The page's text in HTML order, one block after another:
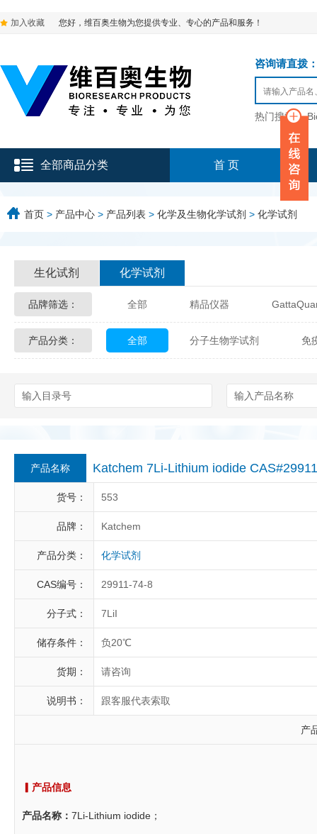
加入收藏 您好，维百奥生物为您提供专业、专心的产品和服务！
咨询请直拨
热门搜索：
全部商品分类 首 页
首页 > 产品中心 > 产品列表 > 化学及生物化学试剂 > 化学试剂
生化试剂 化学试剂
品牌筛选： 全部 精品仪器
Glycon Biochem Sterlitech
Berry & Associates
LGC Maine Standards
Abbexa AbD Serotec
产品分类： 全部 分子生物学试剂 免
产品名称 Katchem 7Li-Lithium iodide
货号： 553
品牌： Katchem
产品分类： 化学试剂
CAS编号： 29911-74-8
分子式： 7LiI
储存条件： 负20℃
货期： 请咨询
说明书： 跟客服代表索取
产
▎产品信息
产品名称： 7Li-Lithium iodide；